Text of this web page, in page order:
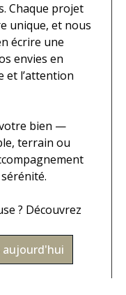
Chaque projet
unique, et nous
écrire une
envies en
et l’attention
bien —
terrain ou
? Découvrez
aujourd'hui